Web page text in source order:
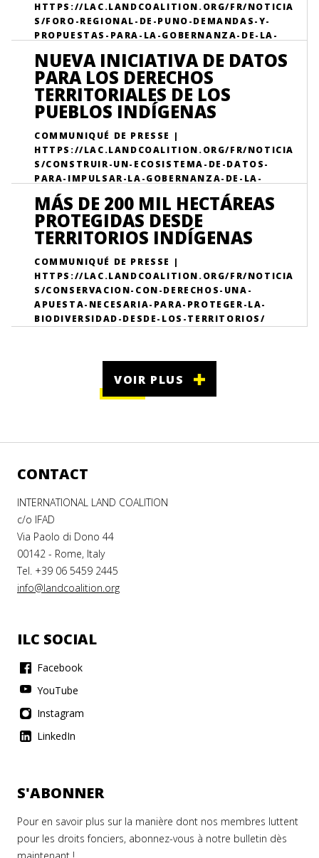
HTTPS://LAC.LANDCOALITION.ORG/FR/NOTICIA
S/FORO-REGIONAL-DE-PUNO-DEMANDAS-Y-
PROPUESTAS-PARA-LA-GOBERNANZA-DE-LA-
NUEVA INICIATIVA DE DATOS
PARA LOS DERECHOS
TERRITORIALES DE LOS
PUEBLOS INDÍGENAS
COMMUNIQUÉ DE PRESSE |
HTTPS://LAC.LANDCOALITION.ORG/FR/NOTICIA
S/CONSTRUIR-UN-ECOSISTEMA-DE-DATOS-
PARA-IMPULSAR-LA-GOBERNANZA-DE-LA-
TIERRA-EN-COLOMBIA-Y-PERU/
MÁS DE 200 MIL HECTÁREAS
PROTEGIDAS DESDE
TERRITORIOS INDÍGENAS
COMMUNIQUÉ DE PRESSE |
HTTPS://LAC.LANDCOALITION.ORG/FR/NOTICIA
S/CONSERVACION-CON-DERECHOS-UNA-
APUESTA-NECESARIA-PARA-PROTEGER-LA-
BIODIVERSIDAD-DESDE-LOS-TERRITORIOS/
VOIR PLUS
CONTACT
INTERNATIONAL LAND COALITION
c/o IFAD
Via Paolo di Dono 44
00142 - Rome, Italy
Tel. +39 06 5459 2445
info@landcoalition.org
ILC SOCIAL
Facebook
YouTube
Instagram
LinkedIn
S'ABONNER
Pour en savoir plus sur la manière dont nos membres luttent
pour les droits fonciers, abonnez-vous à notre bulletin dès